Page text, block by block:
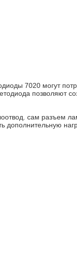
7020 могут
позволяют
сам разъем